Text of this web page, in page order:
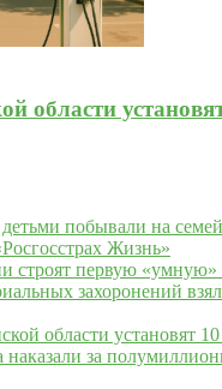
области
побывали на
Жизнь»
строят первую «умную»
захоронений
области установят
наказали за